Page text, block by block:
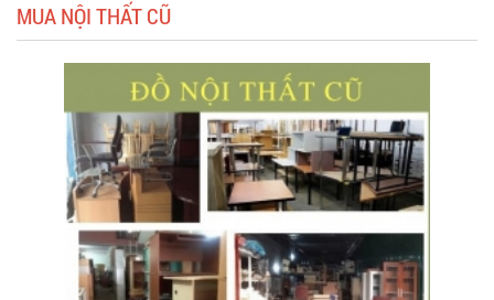
MUA NỘI THẤT CŨ